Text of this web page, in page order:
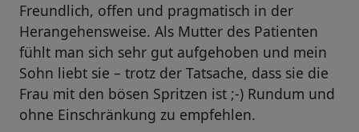
Freundlich, offen und pragmatisch in der
Herangehensweise. Als Mutter des Patienten
fühlt man sich sehr gut aufgehoben und mein
Sohn liebt sie – trotz der Tatsache, dass sie die
Frau mit den bösen Spritzen ist ;-) Rundum und
ohne Einschränkung zu empfehlen.